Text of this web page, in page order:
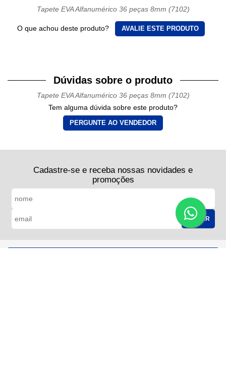
Tapete EVA Alfanumérico 36 peças 8mm (7102)
O que achou deste produto? AVALIE ESTE PRODUTO
Dúvidas sobre o produto
Tapete EVA Alfanumérico 36 peças 8mm (7102)
Tem alguma dúvida sobre este produto?
PERGUNTE AO VENDEDOR
Cadastre-se e receba nossas novidades e
promoções
ENVIAR